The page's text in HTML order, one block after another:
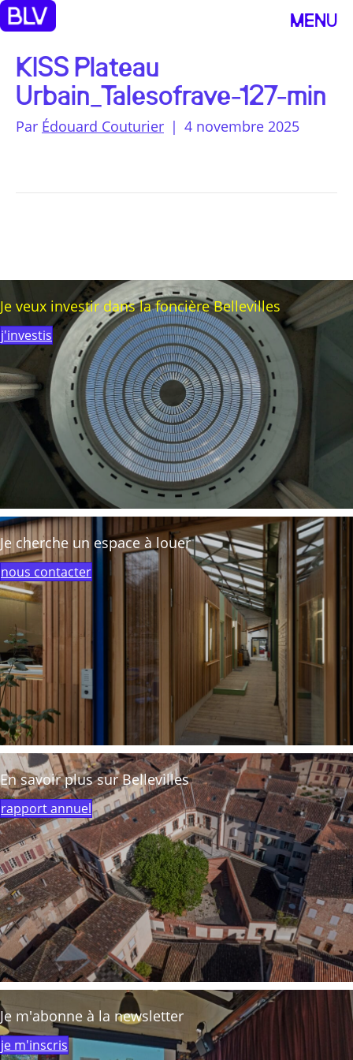
MENU
KISS Plateau
Urbain_Talesofrave-127-min
Par Édouard Couturier | 4 novembre 2025
Je veux investir dans la foncière Bellevilles
j'investis
Je cherche un espace à louer
nous contacter
En savoir plus sur Bellevilles
rapport annuel
Je m'abonne à la newsletter
je m'inscris